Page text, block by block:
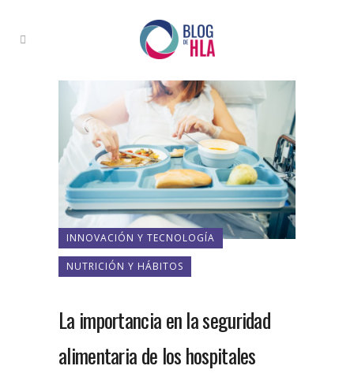
INNOVACIÓN Y TECNOLOGÍA
NUTRICIÓN Y HÁBITOS
La importancia en la seguridad
alimentaria de los hospitales